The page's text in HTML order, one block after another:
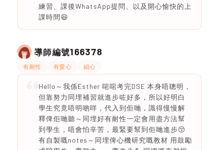
練習、課後WhatsApp提問、以及開心愉快的上
課時間😆
導師編號166378
有耐性 有愛心 細心
Hello～我係Esther 啱啱考完DSE 本身唔聰明，
但靠努力同埋補習就進步咗好多，所以好明白
學生究竟唔明啲咩，代入到佢哋，識得慢慢解
釋俾佢哋聽～同埋好有耐性一定會用盡方法幫
到學生，唔會怕辛苦，最緊要幫到佢哋進步😚
有自製嘅notes～同埋俾心機研究嘅教材 用鼓勵